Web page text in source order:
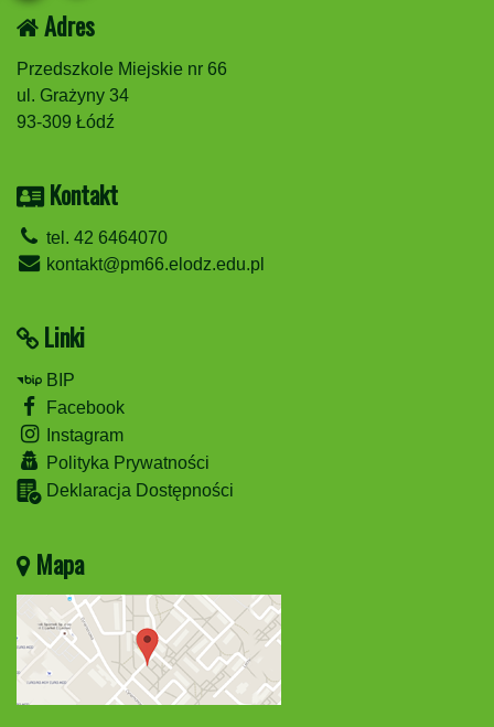
Adres
Przedszkole Miejskie nr 66
ul. Grażyny 34
93-309 Łódź
Kontakt
tel. 42 6464070
kontakt@pm66.elodz.edu.pl
Linki
BIP
Facebook
Instagram
Polityka Prywatności
Deklaracja Dostępności
Mapa